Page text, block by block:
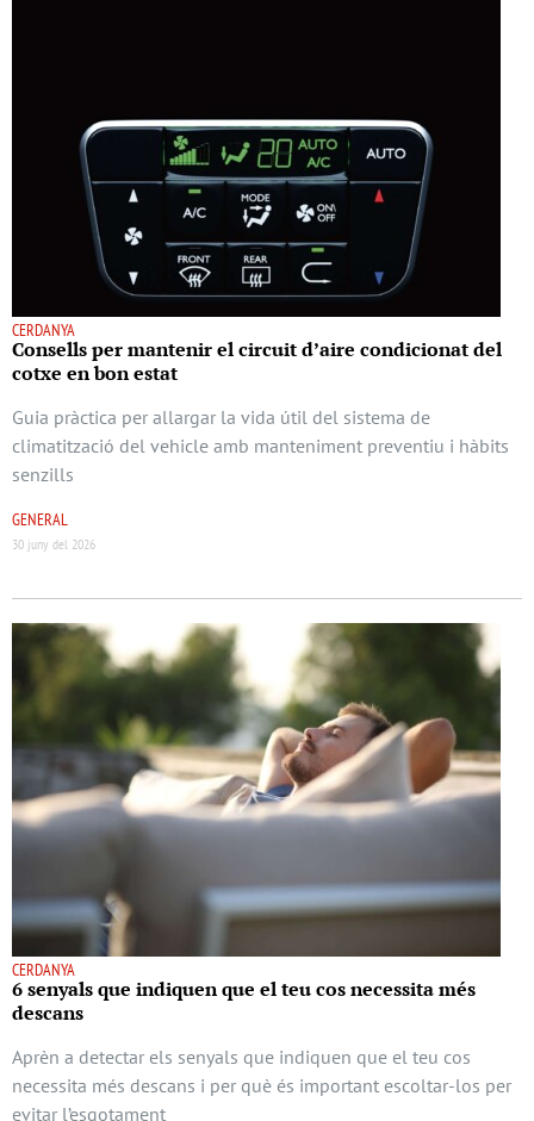
CERDANYA
Consells per mantenir el circuit d’aire condicionat del
cotxe en bon estat
Guia pràctica per allargar la vida útil del sistema de
climatització del vehicle amb manteniment preventiu i hàbits
senzills
GENERAL
30 juny del 2026
CERDANYA
6 senyals que indiquen que el teu cos necessita més
descans
Aprèn a detectar els senyals que indiquen que el teu cos
necessita més descans i per què és important escoltar-los per
evitar l’esgotament